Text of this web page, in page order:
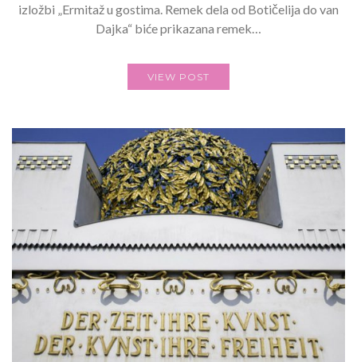
izložbi „Ermitaž u gostima. Remek dela od Botičelija do van
Dajka“ biće prikazana remek…
VIEW POST